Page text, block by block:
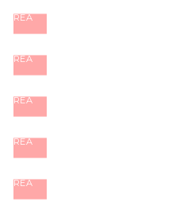
REA
REA
REA
REA
REA